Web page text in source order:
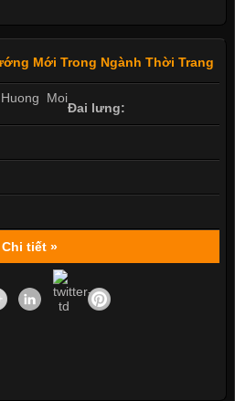
Mới Trong Ngành Thời Trang
Đai lưng:
Chi tiết »